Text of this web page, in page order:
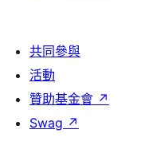
共同參與
活動
贊助基金會 ↗
Swag ↗